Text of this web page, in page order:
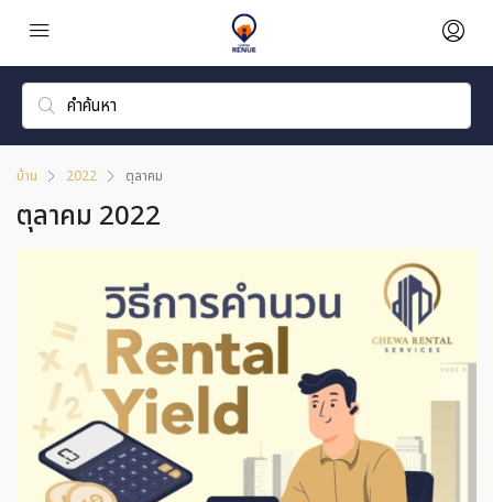
บ้าน 2022 ตุลาคม
ตุลาคม 2022